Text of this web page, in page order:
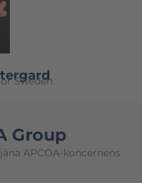
Sweden
Group
APCOA-koncernens